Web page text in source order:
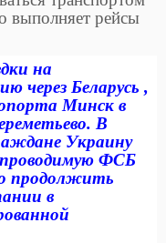
выполняет рейсы
на
через Беларусь ,
Минск в
В
Украину
ФСБ
продолжить
в